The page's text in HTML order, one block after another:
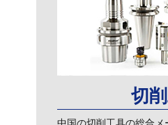
切